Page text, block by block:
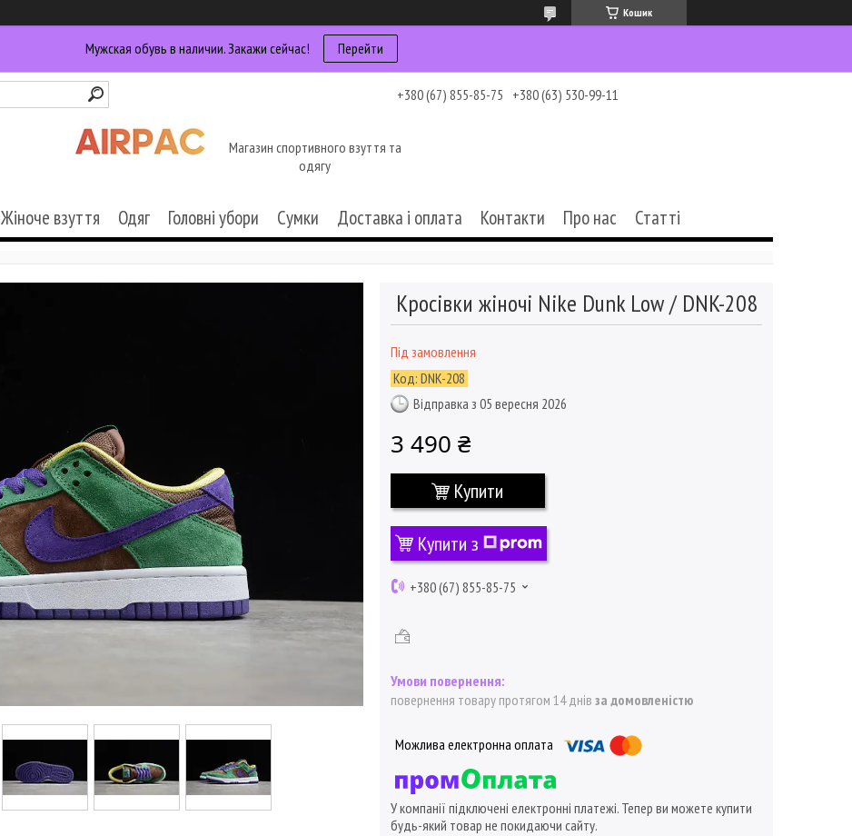
Кошик
Мужская обувь в наличии. Закажи сейчас! Перейти
+380 (67) 855-85-75 +380 (63) 530-99-11
Магазин спортивного взуття та
одягу
Жіноче взуття Одяг Головні убори Сумки Доставка і оплата Контакти Про нас Статті
Кросівки жіночі Nike Dunk Low / DNK-208
Під замовлення
Код: DNK-208
Відправка з 05 вересня 2026
3 490 ₴
Купити
Купити з
+380 (67) 855-85-75
повернення товару протягом 14 днів за домовленістю
У компанії підключені електронні платежі. Тепер ви можете купити
будь-який товар не покидаючи сайту.